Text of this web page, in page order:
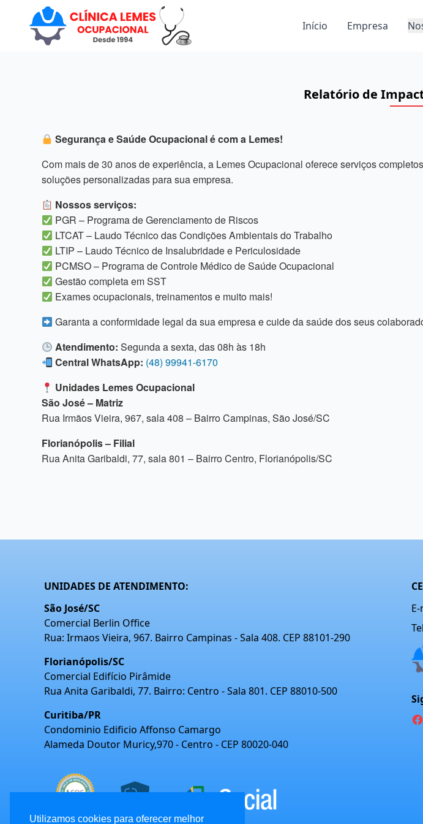
Início Empresa
Relatório de
Segurança e Saúde Ocupacional é com a Lemes!
Com mais de 30 anos de experiência, a Lemes Ocupacional oferece serviços
soluções personalizadas para sua empresa.
Nossos serviços:
PGR – Programa de Gerenciamento de Riscos
LTCAT – Laudo Técnico das Condições Ambientais do Trabalho
LTIP – Laudo Técnico de Insalubridade e Periculosidade
PCMSO – Programa de Controle Médico de Saúde Ocupacional
Gestão completa em SST
Exames ocupacionais, treinamentos e muito mais!
Garanta a conformidade legal da sua empresa e cuide da saúde dos seus
Atendimento: Segunda a sexta, das 08h às 18h
Central WhatsApp: (48) 99941-6170
Unidades Lemes Ocupacional
São José – Matriz
Rua Irmãos Vieira, 967, sala 408 – Bairro Campinas, São José/SC
Florianópolis – Filial
Rua Anita Garibaldi, 77, sala 801 – Bairro Centro, Florianópolis/SC
UNIDADES DE ATENDIMENTO:
São José/SC
Comercial Berlin Office
Rua: Irmaos Vieira, 967. Bairro Campinas - Sala 408. CEP 88101-290
Florianópolis/SC
Comercial Edifício Pirâmide
Rua Anita Garibaldi, 77. Bairro: Centro - Sala 801. CEP 88010-500
Curitiba/PR
Condominio Edificio Affonso Camargo
Alameda Doutor Muricy,970 - Centro - CEP 80020-040
Utilizamos cookies para oferecer melhor